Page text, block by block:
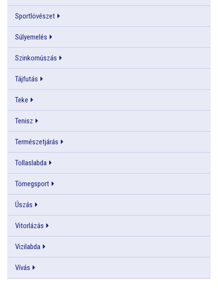
Sportlövészet
Súlyemelés
Szinkornúszás
Tájfutás
Teke
Tenisz
Természetjárás
Tollaslabda
Tömegsport
Úszás
Vitorlázás
Vizilabda
Vívás